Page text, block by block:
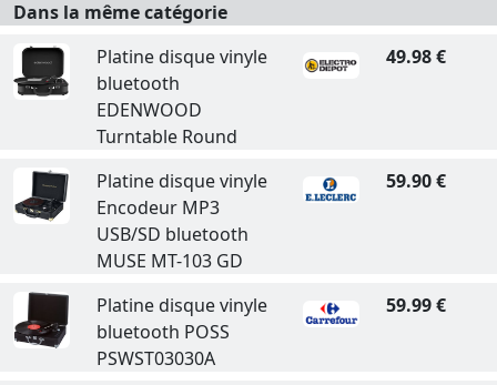
Dans la même catégorie
Platine disque vinyle
bluetooth
EDENWOOD
Turntable Round
49.98 €
Platine disque vinyle
Encodeur MP3
USB/SD bluetooth
MUSE MT-103 GD
59.90 €
Platine disque vinyle
bluetooth POSS
PSWST03030A
59.99 €